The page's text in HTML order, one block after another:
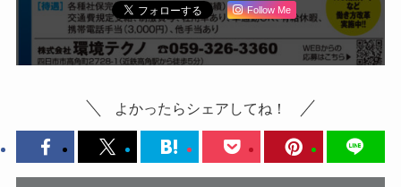
Follow Me
よかったらシェアしてね！